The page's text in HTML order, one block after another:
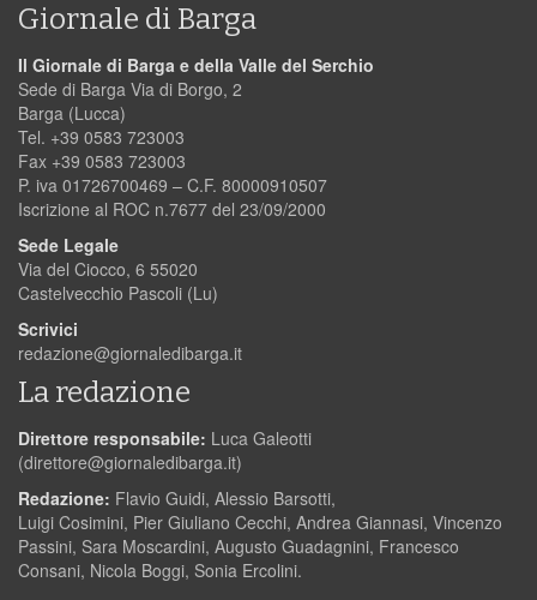
Giornale di Barga
Il Giornale di Barga e della Valle del Serchio
Sede di Barga Via di Borgo, 2
Barga (Lucca)
Tel. +39 0583 723003
Fax +39 0583 723003
P. iva 01726700469 – C.F. 80000910507
Iscrizione al ROC n.7677 del 23/09/2000
Sede Legale
Via del Ciocco, 6 55020
Castelvecchio Pascoli (Lu)
Scrivici
redazione@giornaledibarga.it
La redazione
Direttore responsabile: Luca Galeotti
(direttore@giornaledibarga.it)
Redazione: Flavio Guidi, Alessio Barsotti,
Luigi Cosimini, Pier Giuliano Cecchi, Andrea Giannasi, Vincenzo
Passini, Sara Moscardini, Augusto Guadagnini, Francesco
Consani, Nicola Boggi, Sonia Ercolini.